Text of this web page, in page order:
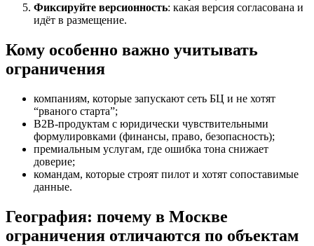
Фиксируйте версионность: какая версия согласована и
идёт в размещение.
Кому особенно важно учитывать
ограничения
компаниям, которые запускают сеть БЦ и не хотят
“рваного старта”;
B2B-продуктам с юридически чувствительными
формулировками (финансы, право, безопасность);
премиальным услугам, где ошибка тона снижает
доверие;
командам, которые строят пилот и хотят сопоставимые
данные.
География: почему в Москве
ограничения отличаются по объектам